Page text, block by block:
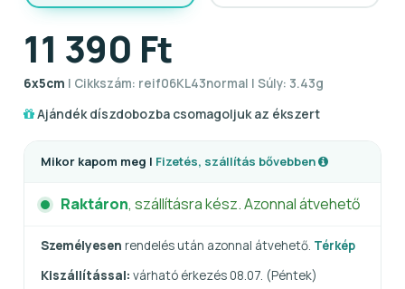
11 390 Ft
6x5cm | Cikkszám: reif06KL43normal | Súly: 3.43g
Ajándék díszdobozba csomagoljuk az ékszert
Mikor kapom meg | Fizetés, szállítás bővebben
Raktáron, szállításra kész. Azonnal átvehető
Személyesen rendelés után azonnal átvehető. Térkép
Kiszállítással: várható érkezés 08.07. (Péntek)